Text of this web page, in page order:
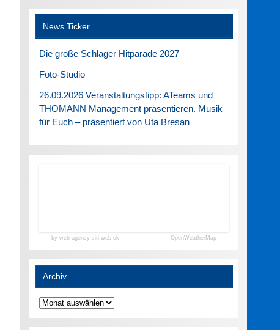
News Ticker
Die große Schlager Hitparade 2027
Foto-Studio
26.09.2026 Veranstaltungstipp: ATeams und
THOMANN Management präsentieren. Musik
für Euch – präsentiert von Uta Bresan
by web agency siti web ok OpenWeatherMap
Archiv
Archiv